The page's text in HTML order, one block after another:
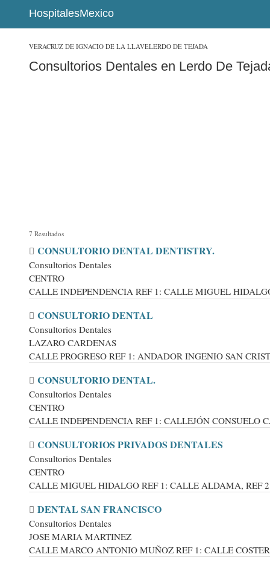
HospitalesMexico
VERACRUZ DE IGNACIO DE LA LLAVELERDO DE TEJADA
Consultorios Dentales en Lerdo De
7 Resultados
CONSULTORIO DENTAL DENTISTRY.
Consultorios Dentales
CENTRO
CALLE INDEPENDENCIA REF 1: CALLE MIGUEL
CONSULTORIO DENTAL
Consultorios Dentales
LAZARO CARDENAS
CALLE PROGRESO REF 1: ANDADOR INGENIO SAN
CONSULTORIO DENTAL.
Consultorios Dentales
CENTRO
CALLE INDEPENDENCIA REF 1: CALLEJÓN CONSUELO
CONSULTORIOS PRIVADOS DENTALES
Consultorios Dentales
CENTRO
CALLE MIGUEL HIDALGO REF 1: CALLE ALDAMA, REF
DENTAL SAN FRANCISCO
Consultorios Dentales
JOSE MARIA MARTINEZ
CALLE MARCO ANTONIO MUÑOZ REF 1: CALLE